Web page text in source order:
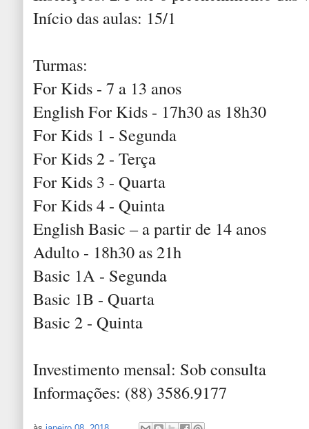
Início das aulas: 15/1
Turmas:
For Kids - 7 a 13 anos
English For Kids - 17h30 as 18h30
For Kids 1 - Segunda
For Kids 2 - Terça
For Kids 3 - Quarta
For Kids 4 - Quinta
English Basic – a partir de 14 anos
Adulto - 18h30 as 21h
Basic 1A - Segunda
Basic 1B - Quarta
Basic 2 - Quinta
Investimento mensal: Sob consulta
Informações: (88) 3586.9177